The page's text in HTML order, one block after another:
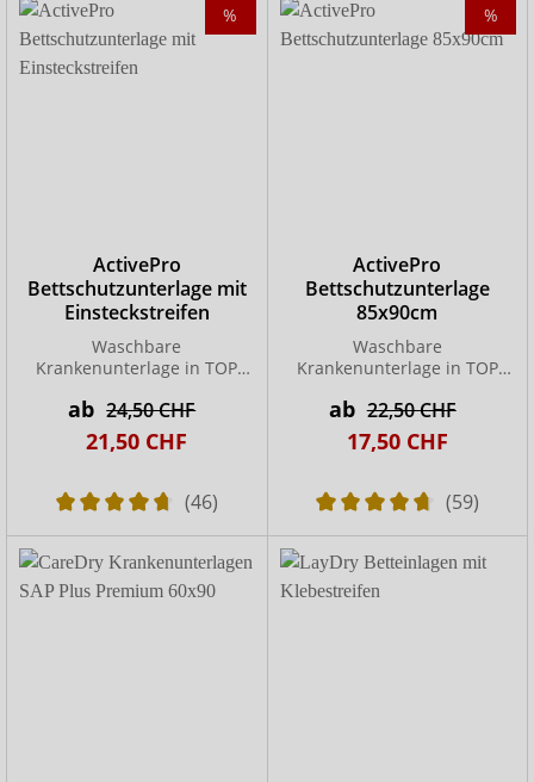
%
ActivePro
Bettschutzunterlage mit
Einsteckstreifen
Waschbare
Krankenunterlage in TOP
ab 24,50 CHF
21,50 CHF
(46)
%
ActivePro
Bettschutzunterlage
85x90cm
Waschbare
Krankenunterlage in TOP
ab 22,50 CHF
17,50 CHF
(59)